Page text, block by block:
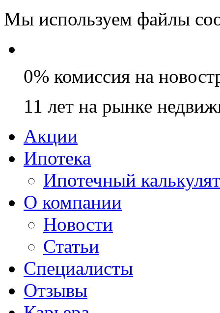
Мы используем файлы
0% комиссия на
11 лет на рынке
Акции
Ипотека
Ипотечный
О компании
Новости
Статьи
Специалисты
Отзывы